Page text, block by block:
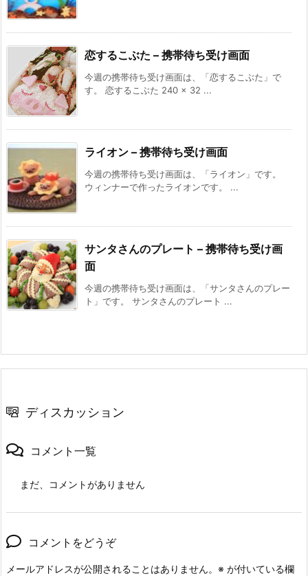
恋するこぶた – 携帯待ち受け画面
今週の携帯待ち受け画面は、「恋するこぶた」で
す。 恋するこぶた 240 × 32 ...
ライオン – 携帯待ち受け画面
今週の携帯待ち受け画面は、「ライオン」です。
ウィンナーで作ったライオンです。 ...
サンタさんのプレート – 携帯待ち受け画
面
今週の携帯待ち受け画面は、「サンタさんのプレー
ト」です。 サンタさんのプレート ...
ディスカッション
コメント一覧
まだ、コメントがありません
コメントをどうぞ
メールアドレスが公開されることはありません。 ※ が付いている欄